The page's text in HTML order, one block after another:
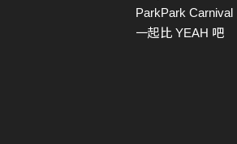
ParkPark Carnival
一起比 YEAH 吧